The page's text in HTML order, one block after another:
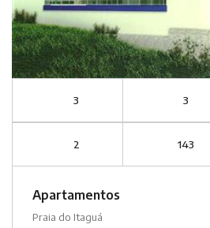
3 3
2 143
Apartamentos
Praia do Itaguá